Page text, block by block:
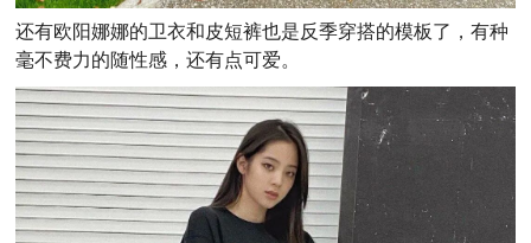
还有欧阳娜娜的卫衣和皮短裤也是反季穿搭的模板了，有种
毫不费力的随性感，还有点可爱。